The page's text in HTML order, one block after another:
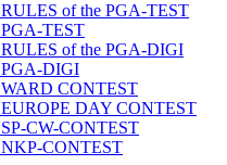
RULES of the PGA-TEST
PGA-TEST
RULES of the PGA-DIGI
PGA-DIGI
WARD CONTEST
EUROPE DAY CONTEST
SP-CW-CONTEST
NKP-CONTEST